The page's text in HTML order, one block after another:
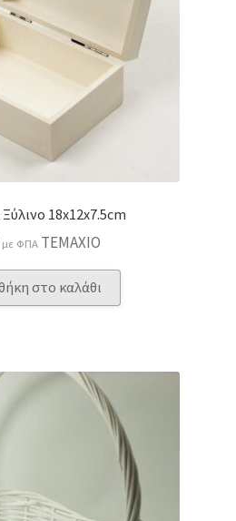
18x12x7.5cm
με ΦΠΑ ΤΕΜΑΧΙΟ
στο καλάθι